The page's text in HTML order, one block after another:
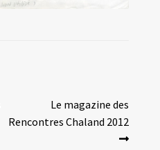
Article
suivant :
Le magazine des
Rencontres Chaland 2012